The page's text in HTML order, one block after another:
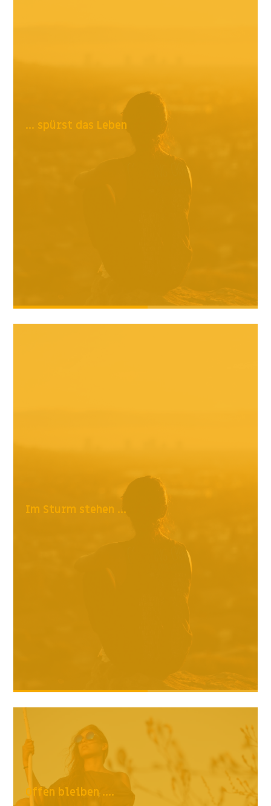
... spürst das Leben
Im Sturm stehen ...
Offen bleiben ....